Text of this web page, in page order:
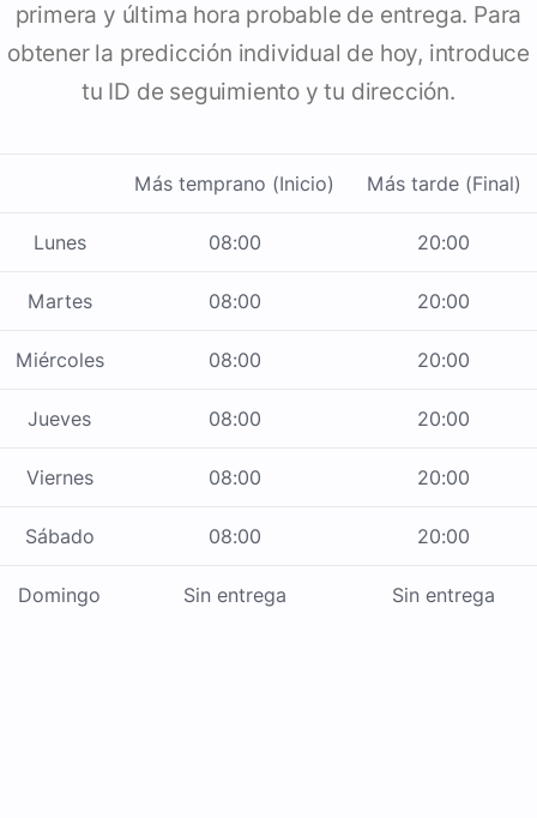
primera y última hora probable de entrega. Para
obtener la predicción individual de hoy, introduce
tu ID de seguimiento y tu dirección.
Más temprano (Inicio) Más tarde (Final)
Lunes 08:00 20:00
Martes 08:00 20:00
Miércoles 08:00 20:00
Jueves 08:00 20:00
Viernes 08:00 20:00
Sábado 08:00 20:00
Domingo Sin entrega Sin entrega